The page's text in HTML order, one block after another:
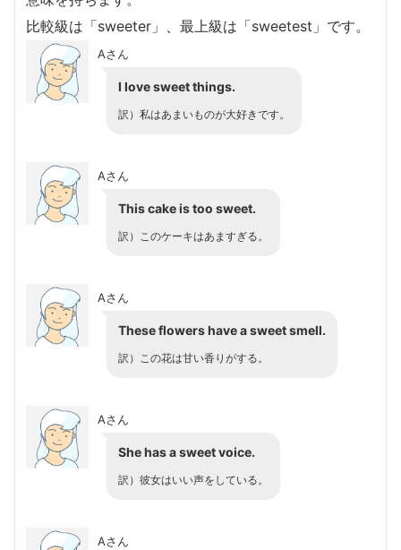
比較級は「sweeter」、最上級は「sweetest」です。
Aさん
I love sweet things.
訳）私はあまいものが大好きです。
Aさん
This cake is too sweet.
訳）このケーキはあますぎる。
Aさん
These flowers have a sweet smell.
訳）この花は甘い香りがする。
Aさん
She has a sweet voice.
訳）彼女はいい声をしている。
Aさん